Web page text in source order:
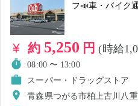
フ📣車・バイク
約 5,250 円(時給
08:00 〜 13:00
スーパー・ドラッグストア
青森県つがる市柏上古川八